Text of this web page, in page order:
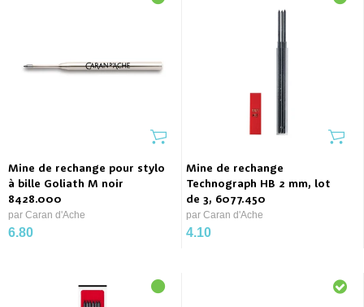
Mine de rechange pour stylo
à bille Goliath M noir
8428.000
par Caran d'Ache
6.80
Mine de rechange
Technograph HB 2 mm, lot
de 3, 6077.450
par Caran d'Ache
4.10